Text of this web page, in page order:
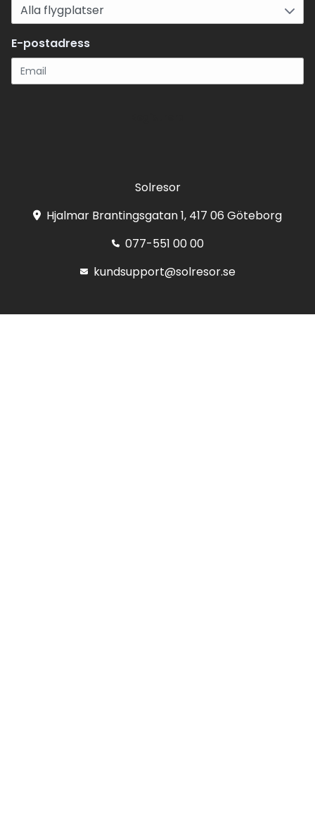
E-postadress
Solresor
Hjalmar Brantingsgatan 1, 417 06 Göteborg
077-551 00 00
kundsupport@solresor.se